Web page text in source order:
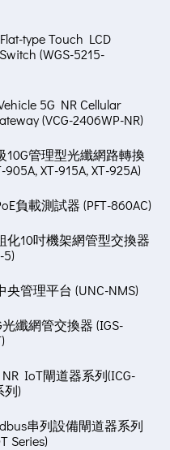
type Touch LCD
(WGS-5215-
5G NR Cellular
(VCG-2406WP-NR)
10G管理型光纖網路轉換
XT-915A, XT-925A)
負載測試器 (PFT-860AC)
化10吋機架網管型交換器
5)
央管理平台 (UNC-NMS)
纖網管交換器 (IGS-
IoT閘道器系列(ICG-
列)
串列設備閘道器系列
Series)